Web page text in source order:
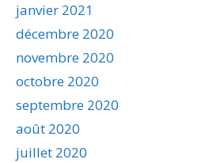
janvier 2021
décembre 2020
novembre 2020
octobre 2020
septembre 2020
août 2020
juillet 2020